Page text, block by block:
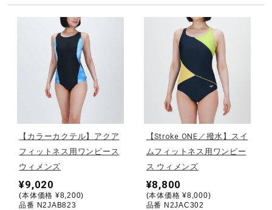
サッカー／フットサル
トレーニング
野球
ゴルフ
スイム
【カラーカクテル】アクア
フィットネス用ワンピース
ウィメンズ
¥9,020
(本体価格 ¥8,200)
品番 N2JAB823
【Stroke ONE／撥水】スイ
ムフィットネス用ワンピー
ス ウィメンズ
¥8,800
(本体価格 ¥8,000)
品番 N2JAC302